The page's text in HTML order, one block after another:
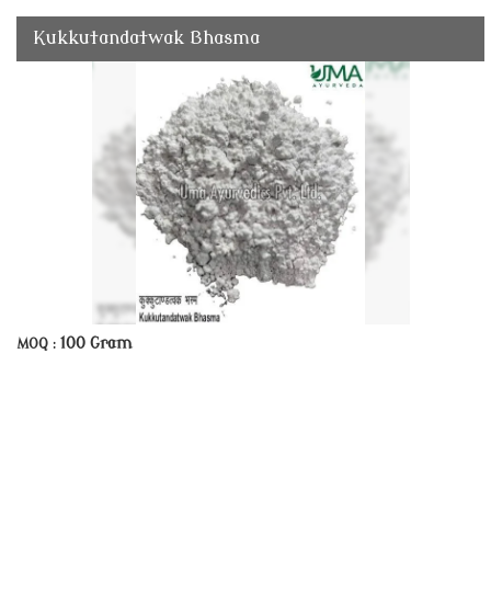
Kukkutandatwak Bhasma
MOQ : 100 Gram